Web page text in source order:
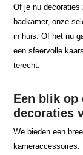
Of je nu decoraties
badkamer, onze
in huis. Of het nu
een sfeervolle
terecht.
Een blik op
decoraties
We bieden een